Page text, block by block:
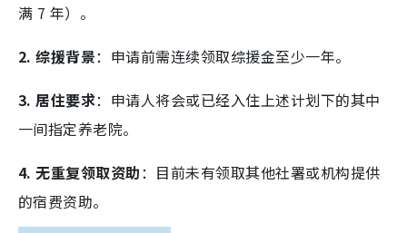
满 7 年）。
2. 综援背景：申请前需连续领取综援金至少一年。
3. 居住要求：申请人将会或已经入住上述计划下的其中
一间指定养老院。
4. 无重复领取资助：目前未有领取其他社署或机构提供
的宿费资助。